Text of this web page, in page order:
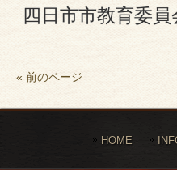
四日市市教育委員
« 前のページ
HOME